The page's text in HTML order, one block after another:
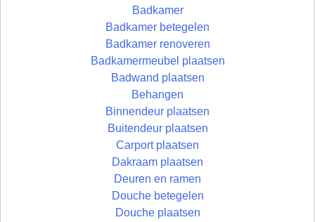
Badkamer
Badkamer betegelen
Badkamer renoveren
Badkamermeubel plaatsen
Badwand plaatsen
Behangen
Binnendeur plaatsen
Buitendeur plaatsen
Carport plaatsen
Dakraam plaatsen
Deuren en ramen
Douche betegelen
Douche plaatsen